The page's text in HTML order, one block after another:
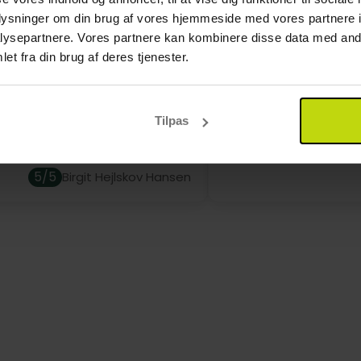
om din brug af vores hjemmeside med vores partnere
Vores partnere kan kombinere disse data med
fra din brug af deres tjenester.
Tilpas
Det er muligt at låne hårtørrer i receptionen. De
er udstyret med en dobbeltseng på 140 cm.
at det ikke er muligt at få havudsigt ved bestilling
5/5 Birgit Hejlskov Hansen